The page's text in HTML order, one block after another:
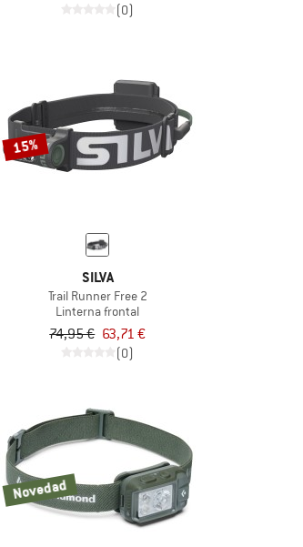
(0)
15%
SILVA
Trail Runner Free 2
Linterna frontal
74,95 € 63,71 €
(0)
Novedad